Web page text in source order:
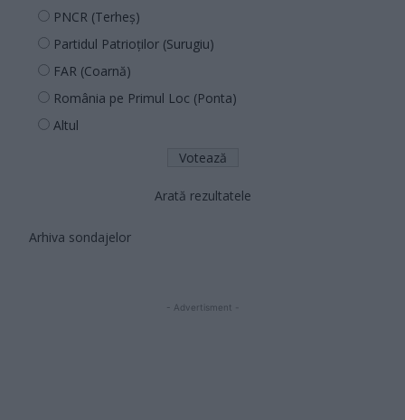
PNCR (Terheș)
Partidul Patrioților (Surugiu)
FAR (Coarnă)
România pe Primul Loc (Ponta)
Altul
Arată rezultatele
Arhiva sondajelor
- Advertisment -